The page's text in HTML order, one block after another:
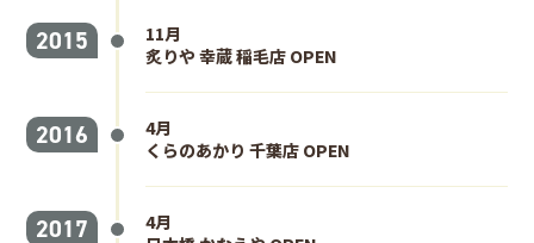
2015
11月
炙りや 幸蔵 稲毛店 OPEN
2016
4月
くらのあかり 千葉店 OPEN
2017
4月